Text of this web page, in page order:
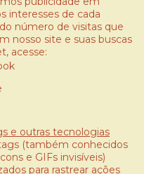
interesses de cada
número de visitas que
nosso site e suas buscas
acesse:
e outras tecnologias
(também conhecidos
e GIFs invisíveis)
para rastrear ações